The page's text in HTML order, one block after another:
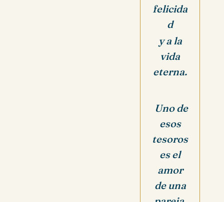
felicida
d
y a la
vida
eterna.
Uno de
esos
tesoros
es el
amor
de una